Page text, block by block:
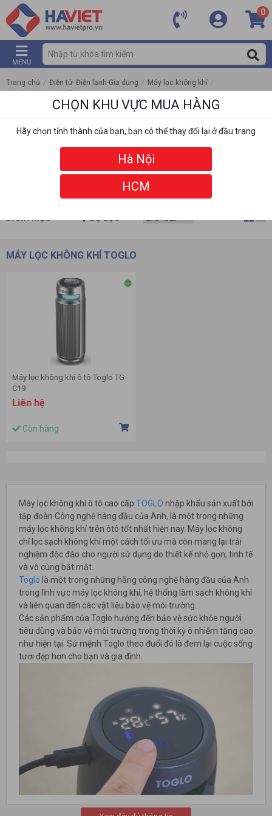
0
MENU
Trang chủ / Điện tử- Điện lạnh-Gia dụng / Máy lọc không khí /
Máy lọc không khí Toglo
DANH MỤC BỘ LỌC
MÁY LỌC KHÔNG KHÍ TOGLO
Máy lọc không khí ô tô Toglo TG-
C19
Liên hệ
Còn hàng
Máy lọc không khí ô tô cao cấp TOGLO nhập khẩu sản xuất bởi
tập đoàn Công nghệ hàng đầu của Anh, là một trong những
máy lọc không khí trên ôtô tốt nhất hiện nay. Máy lọc không
chỉ lọc sạch không khí một cách tối ưu mà còn mang lại trải
nghiệm độc đáo cho người sử dụng do thiết kế nhỏ gọn, tinh tế
và vô cùng bắt mắt.
Toglo là một trong những hãng công nghệ hàng đầu của Anh
trong lĩnh vực máy lọc không khí, hệ thống làm sạch không khí
và liên quan đến các vật liệu bảo vệ môi trường.
Các sản phẩm của Toglo hướng đến bảo vệ sức khỏe người
tiêu dùng và bảo vệ môi trường trong thời kỳ ô nhiễm tăng cao
như hiện tại. Sứ mệnh Toglo theo đuổi đó là đem lại cuộc sống
tươi đẹp hơn cho bạn và gia đình.
CHỌN KHU VỰC MUA HÀNG
Hãy chọn tỉnh thành của bạn, bạn có thể thay đổi lại ở đầu trang
Hà Nội
HCM